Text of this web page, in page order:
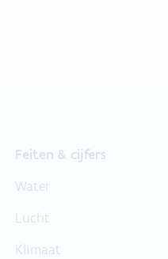
Feiten & cijfers
Water
Lucht
Klimaat